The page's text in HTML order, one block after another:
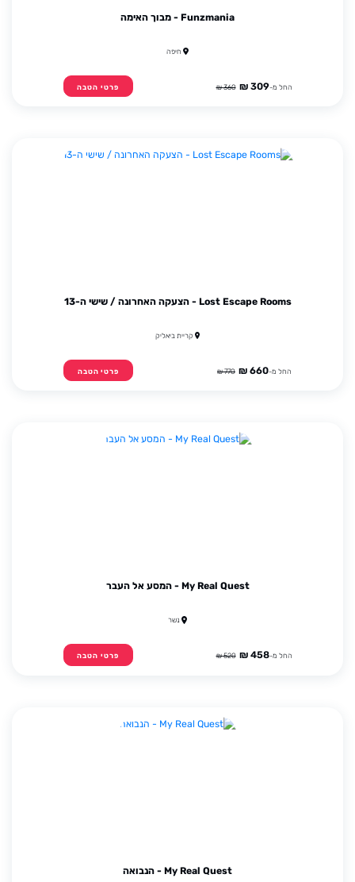
Funzmania - מבוך האימה
חיפה
החל מ-309 ₪
360 ₪ פרטי הטבה
Lost Escape Rooms - הצעקה האחרונה / שישי ה-13
קריית ביאליק
החל מ-660 ₪
770 ₪ פרטי הטבה
My Real Quest - המסע אל העבר
נשר
החל מ-458 ₪
520 ₪ פרטי הטבה
My Real Quest - הנבואה